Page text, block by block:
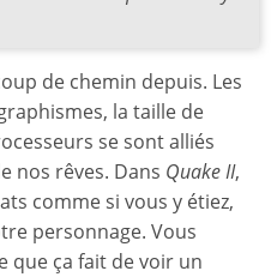
de chemin depuis. Les
la taille de
se sont alliés
nos rêves. Dans Quake II,
comme si vous y étiez,
personnage. Vous
que ça fait de voir un